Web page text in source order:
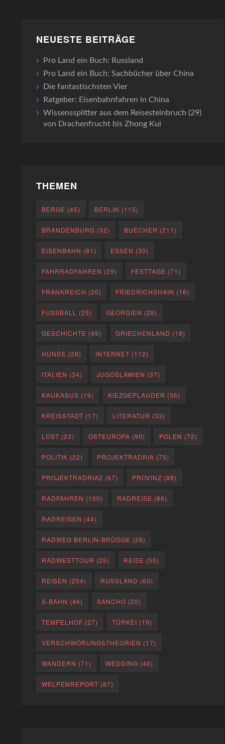
NEUESTE BEITRÄGE
Pro Land ein Buch: Russland
Pro Land ein Buch: Sachbücher über China
Die fantastischsten Vier
Ratgeber: Eisenbahnfahren in China
Wissenssplitter aus dem Reisesteinbruch (29)
von Drachenfrucht bis Zhong Kui
THEMEN
BERGE (45) BERLIN (115)
BRANDENBURG (32) BUECHER (211)
EISENBAHN (81) ESSEN (30)
FAHRRADFAHREN (29) FESTTAGE (71)
FRANKREICH (20) FRIEDRICHSHAIN (16)
FUSSBALL (25) GEORGIEN (28)
GESCHICHTE (49) GRIECHENLAND (18)
HUNDE (28) INTERNET (112)
ITALIEN (34) JUGOSLAWIEN (37)
KAUKASUS (19) KIEZGEPLAUDER (36)
KREISSTADT (17) LITERATUR (33)
LOST (23) OSTEUROPA (90) POLEN (72)
POLITIK (22) PROJEKTRADRIA (75)
PROJEKTRADRIA2 (67) PROVINZ (88)
RADFAHREN (100) RADREISE (86)
RADREISEN (44)
RADWEG BERLIN-BRÜGGE (26)
RADWESTTOUR (25) REISE (55)
REISEN (254) RUSSLAND (60)
S-BAHN (46) SANCHO (20)
TEMPELHOF (27) TÜRKEI (19)
VERSCHWÖRUNGSTHEORIEN (17)
WANDERN (71) WEDDING (46)
WELPENREPORT (87)